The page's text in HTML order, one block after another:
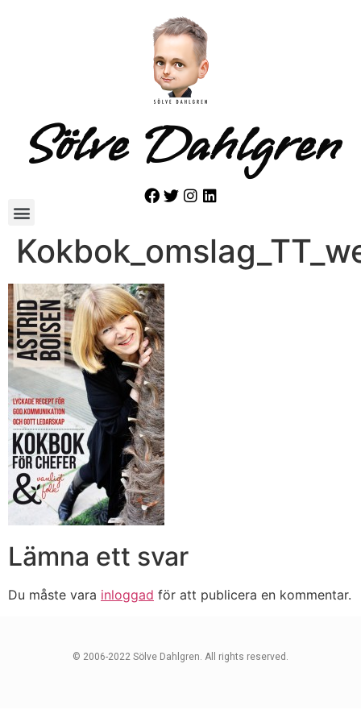
Sölve Dahlgren
Lämna ett svar
Du måste vara inloggad för att publicera en kommentar.
© 2006-2022 Sölve Dahlgren. All rights reserved.